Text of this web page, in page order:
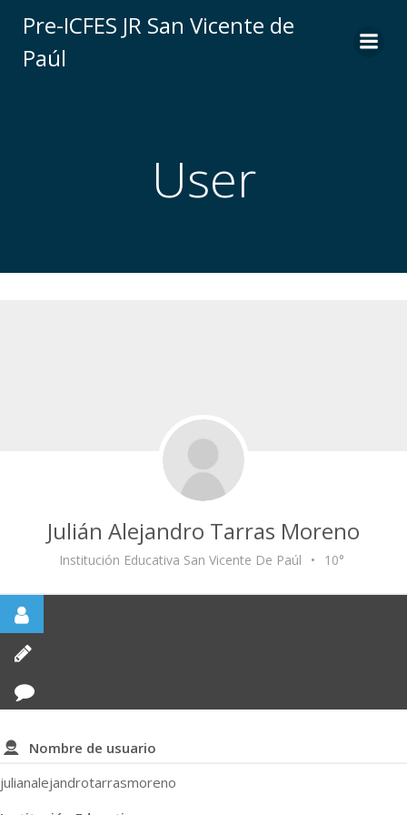
al
Pre-ICFES JR San Vicente de
Paúl
User
Julián Alejandro Tarras Moreno
Institución Educativa San Vicente De Paúl • 10°
Nombre de usuario
julianalejandrotarrasmoreno